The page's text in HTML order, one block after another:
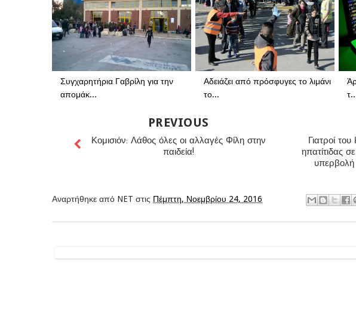
Συγχαρητήρια Γαβρίλη για την
απομάκ...
Αδειάζει από πρόσφυγες το λιμάνι
το...
Γιατροί
ηπατίτιδας
PREVIOUS
Κομισιόν: Λάθος όλες οι αλλαγές Φίλη στην
παιδεία!
Αναρτήθηκε από NET στις Πέμπτη, Νοεμβρίου 24, 2016